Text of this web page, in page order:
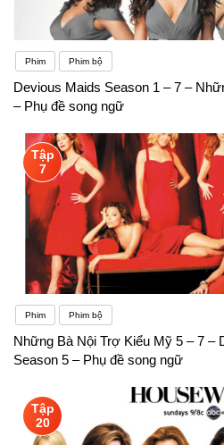
Phim Phim bộ
Devious Maids Season 1 – 7 –
– Phụ đề song ngữ
Tập
7
Phim Phim bộ
Những Bà Nội Trợ Kiểu Mỹ 5 – 7 –
Season 5 – Phụ đề song ngữ
Tập
20